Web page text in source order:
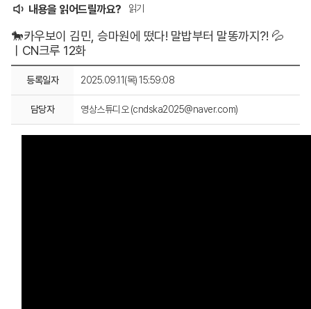
내용을 읽어드릴까요? 읽기
🐎카우보이 김민, 승마원에 떴다! 말밥부터 말똥까지?! 💦
ㅣCN크루 12화
등록일자 2025.09.11(목) 15:59:08
담당자 영상스튜디오 (cndska2025@naver.com)